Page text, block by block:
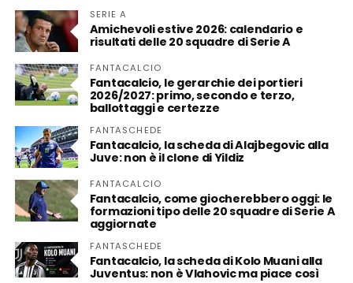
SERIE A
Amichevoli estive 2026: calendario e
risultati delle 20 squadre di Serie A
FANTACALCIO
Fantacalcio, le gerarchie dei portieri
2026/2027: primo, secondo e terzo,
ballottaggi e certezze
FANTASCHEDE
Fantacalcio, la scheda di Alajbegovic alla
Juve: non è il clone di Yildiz
FANTACALCIO
Fantacalcio, come giocherebbero oggi: le
formazioni tipo delle 20 squadre di Serie A
aggiornate
FANTASCHEDE
Fantacalcio, la scheda di Kolo Muani alla
Juventus: non è Vlahovic ma piace così